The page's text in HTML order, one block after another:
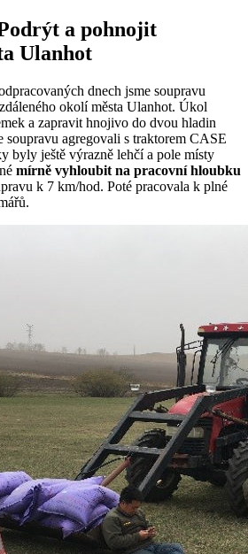
a pohnojit
Ulanhot
dnech jsme soupravu
okolí města Ulanhot. Úkol
a zapravit hnojivo do dvou hladin
agregovali s traktorem CASE
byly ještě výrazně lehčí a pole místy
mírně vyhloubit na pracovní hloubku
k 7 km/hod. Poté pracovala k plné